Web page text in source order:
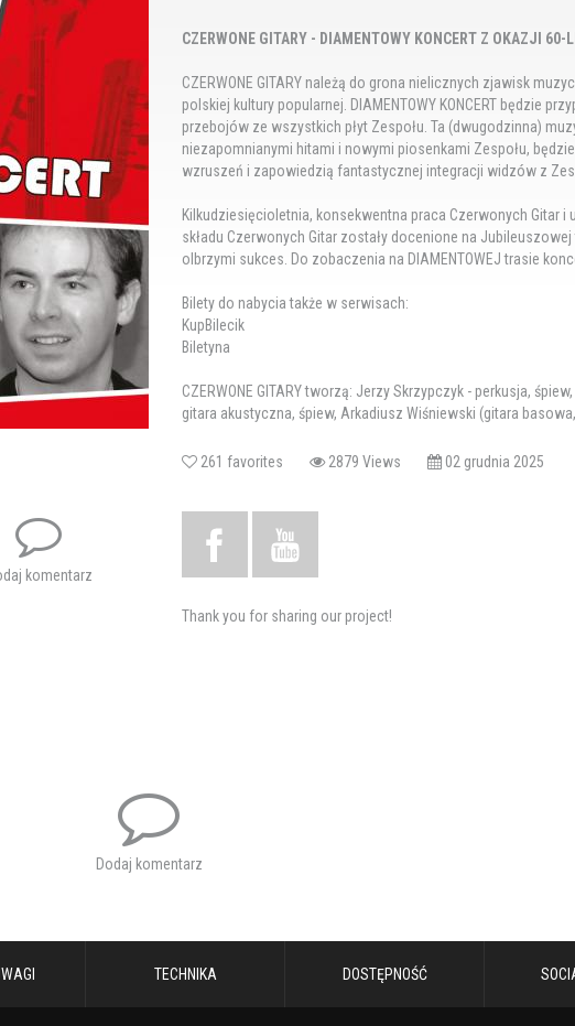
CZERWONE GITARY - DIAMENTOWY KONCERT Z OKAZJI 60-
CZERWONE GITARY należą do grona nielicznych zjawisk
polskiej kultury popularnej. DIAMENTOWY KONCERT będzie
przebojów ze wszystkich płyt Zespołu. Ta (dwugodzinna)
niezapomnianymi hitami i nowymi piosenkami Zespołu,
wzruszeń i zapowiedzią fantastycznej integracji widzów z
Kilkudziesięcioletnia, konsekwentna praca Czerwonych Gitar
składu Czerwonych Gitar zostały docenione na
olbrzymi sukces. Do zobaczenia na DIAMENTOWEJ trasie
Bilety do nabycia także w serwisach:
KupBilecik
Biletyna
CZERWONE GITARY tworzą: Jerzy Skrzypczyk - perkusja,
gitara akustyczna, śpiew, Arkadiusz Wiśniewski (gitara
Data rozpoczęcia: 05.12.2025 19:00
Data zakończenia: 05.12.2025 20:00
Adres: Chełm, Chełmski Dom Kultury
Tagi: czerwone gitary; koncert
komentarz
261 favorites 2879 Views 02 grudnia 2025
Thank you for sharing our project!
Dodaj komentarz
TECHNIKA DOSTĘPNOŚĆ